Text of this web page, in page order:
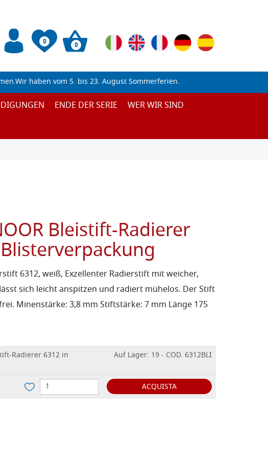
0 0
haben vom 5. bis 23. August Sommerferien.
ENDE DER SERIE
WER WIR SIND
Bleistift-Radierer
6312, weiß, Exzellenter Radierstift mit weicher,
sich leicht anspitzen und radiert mühelos. Der Stift
Minenstärke: 3,8 mm Stiftstärke: 7 mm Länge 175
Radierer 6312 in
Auf Lager: 19 - COD. 6312BLI
ACQUISTA